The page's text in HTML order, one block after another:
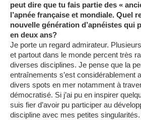
peut dire que tu fais partie des «
l’apnée française et mondiale. Quel
nouvelle génération d’apnéistes qui
en deux ans?
Je porte un regard admirateur.
et partout dans le monde percent très
diverses disciplines. Je pense que la
entraînements s’est considérablement
divers spots en mer notamment à
démocratisé. Si j’ai pu en inspirer
suis fier d’avoir pu participer au
discipline avec mes petites singularités.